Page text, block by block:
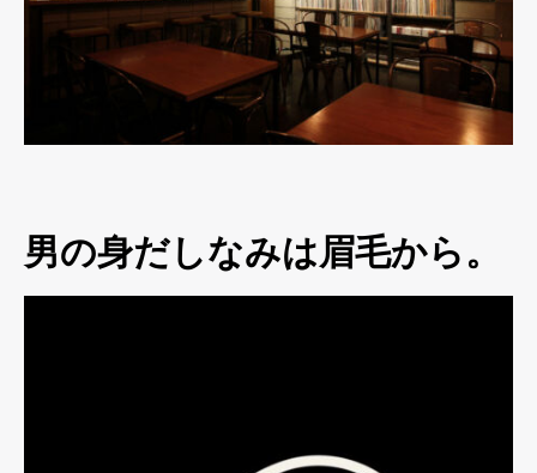
男の身だしなみは眉毛から。